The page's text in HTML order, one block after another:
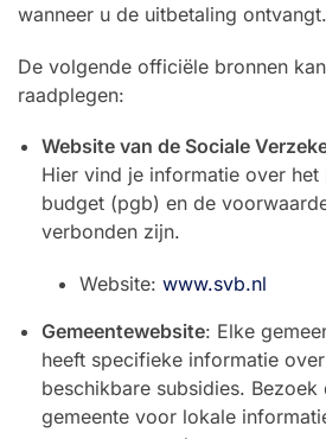
wanneer u de uitbetaling ontvangt.
De volgende officiële bronnen
raadplegen:
Website van de Sociale
Hier vind je informatie over
budget (pgb) en de
verbonden zijn.
Website: www.svb.nl
Gemeentewebsite: Elke
heeft specifieke informatie
beschikbare subsidies.
gemeente voor lokale